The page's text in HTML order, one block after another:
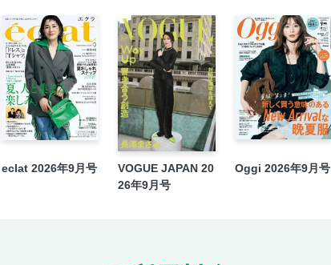
eclat 2026年9月号
VOGUE JAPAN 20
26年9月号
Oggi 2026年9月号